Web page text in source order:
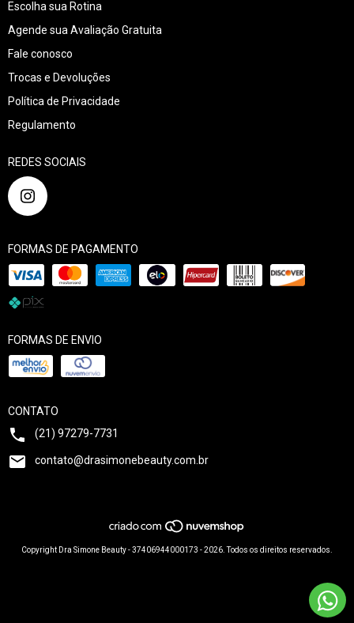
Escolha sua Rotina
Agende sua Avaliação Gratuita
Fale conosco
Trocas e Devoluções
Política de Privacidade
Regulamento
REDES SOCIAIS
FORMAS DE PAGAMENTO
FORMAS DE ENVIO
CONTATO
(21) 97279-7731
contato@drasimonebeauty.com.br
Copyright Dra Simone Beauty - 37406944000173 - 2026. Todos os direitos reservados.